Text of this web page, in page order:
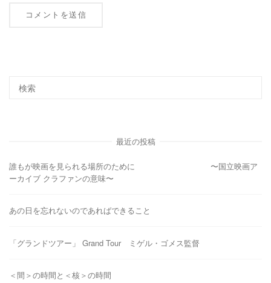
最近の投稿
誰もが映画を見られる場所のために 〜国立映画ア
ーカイブ クラファンの意味〜
あの日を忘れないのであればできること
「グランドツアー」 Grand Tour ミゲル・ゴメス監督
＜間＞の時間と＜核＞の時間